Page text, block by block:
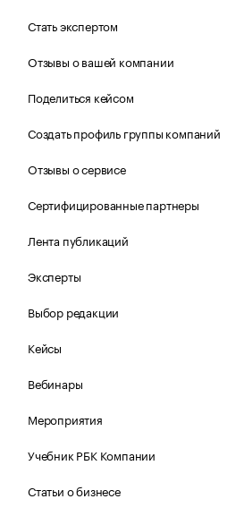
Стать экспертом
Отзывы о вашей компании
Поделиться кейсом
Создать профиль группы компаний
Отзывы о сервисе
Сертифицированные партнеры
Лента публикаций
Эксперты
Выбор редакции
Кейсы
Вебинары
Мероприятия
Учебник РБК Компании
Статьи о бизнесе